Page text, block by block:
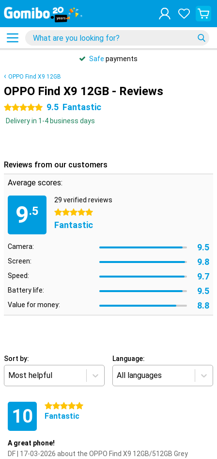
Safe payments
OPPO Find X9 12GB
OPPO Find X9 12GB - Reviews
5 stars 9.5 Fantastic
Delivery in 1-4 business days
Reviews from our customers
Average scores:
9.5
29 verified reviews
5 stars
Fantastic
Camera: 9.5
Screen: 9.8
Speed: 9.7
Battery life: 9.5
Value for money: 8.8
Sort by:
Most helpful
Language:
All languages
10 5 stars
Fantastic
A great phone!
DF | 17-03-2026 about the OPPO Find X9 12GB/512GB Grey